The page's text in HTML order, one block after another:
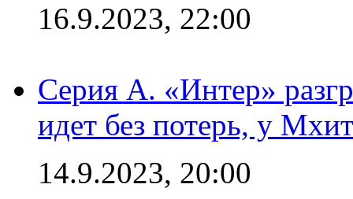
16.9.2023, 22:00
Серия А. «Интер»
идет без потерь, у
14.9.2023, 20:00